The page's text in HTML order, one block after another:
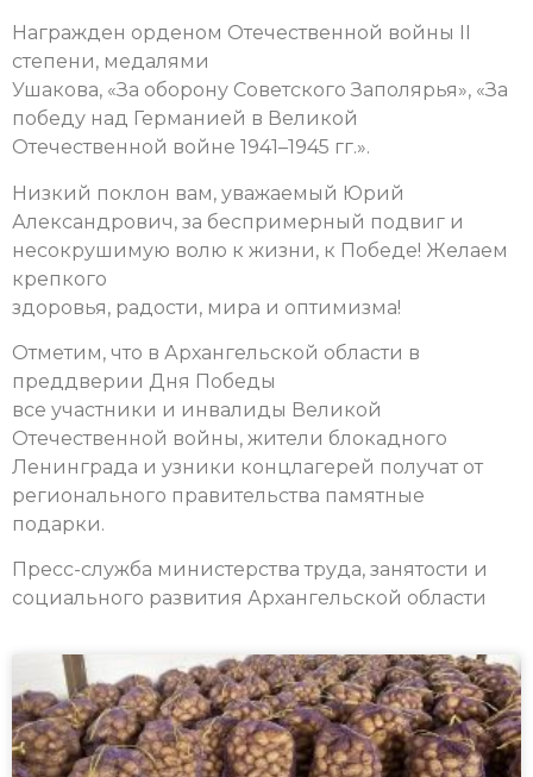
Награжден орденом Отечественной войны II
степени, медалями
Ушакова, «За оборону Советского Заполярья», «За
победу над Германией в Великой
Отечественной войне 1941–1945 гг.».
Низкий поклон вам, уважаемый Юрий
Александрович, за беспримерный подвиг и
несокрушимую волю к жизни, к Победе! Желаем
крепкого
здоровья, радости, мира и оптимизма!
Отметим, что в Архангельской области в
преддверии Дня Победы
все участники и инвалиды Великой
Отечественной войны, жители блокадного
Ленинграда и узники концлагерей получат от
регионального правительства памятные
подарки.
Пресс-служба министерства труда, занятости и
социального развития Архангельской области